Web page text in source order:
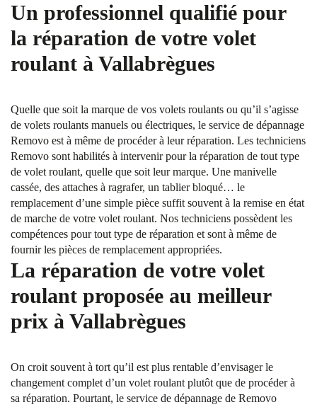
Un professionnel qualifié pour
la réparation de votre volet
roulant à Vallabrègues
Quelle que soit la marque de vos volets roulants ou qu’il s’agisse
de volets roulants manuels ou électriques, le service de dépannage
Removo est à même de procéder à leur réparation. Les techniciens
Removo sont habilités à intervenir pour la réparation de tout type
de volet roulant, quelle que soit leur marque. Une manivelle
cassée, des attaches à ragrafer, un tablier bloqué… le
remplacement d’une simple pièce suffit souvent à la remise en état
de marche de votre volet roulant. Nos techniciens possèdent les
compétences pour tout type de réparation et sont à même de
fournir les pièces de remplacement appropriées.
La réparation de votre volet
roulant proposée au meilleur
prix à Vallabrègues
On croit souvent à tort qu’il est plus rentable d’envisager le
changement complet d’un volet roulant plutôt que de procéder à
sa réparation. Pourtant, le service de dépannage de Removo